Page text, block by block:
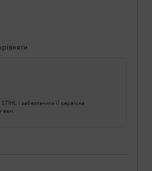
і забезпечити її сервісне
вам.